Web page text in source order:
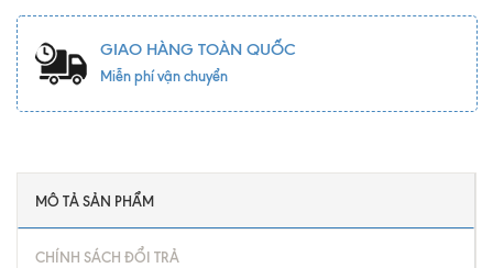
GIAO HÀNG TOÀN QUỐC
Miễn phí vận chuyển
MÔ TẢ SẢN PHẨM
CHÍNH SÁCH ĐỔI TRẢ